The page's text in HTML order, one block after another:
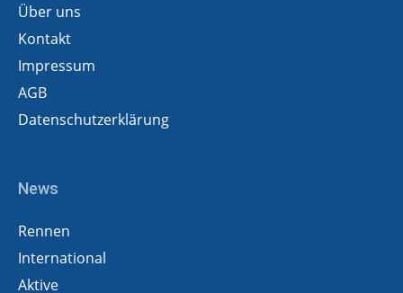
Über uns
Kontakt
Impressum
AGB
Datenschutzerklärung
News
Rennen
International
Aktive